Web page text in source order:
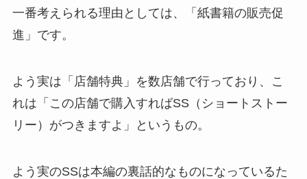
一番考えられる理由としては、
「紙書籍の販売促
進」 です。
よう実は「店舗特典」を数店舗で行っており、こ
れは 「この店舗で購入すればSS（ショートストー
リー）がつきますよ」というもの。
よう実のSSは本編の裏話的なものになっているた